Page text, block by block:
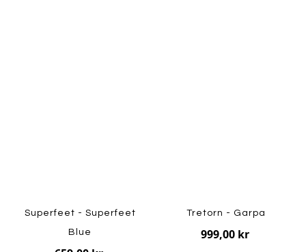
Superfeet - Superfeet
Blue
Tretorn - Garpa
999,00 kr